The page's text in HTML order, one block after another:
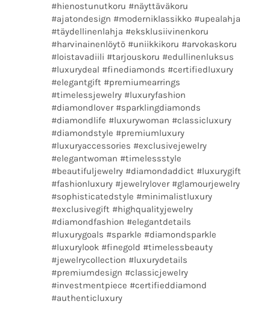
#hienostunutkoru #näyttäväkoru
#ajatondesign #moderniklassikko #upealahja
#täydellinenlahja #eksklusiivinenkoru
#harvinainenlöytö #uniikkikoru #arvokaskoru
#loistavadiili #tarjouskoru #edullinenluksus
#luxurydeal #finediamonds #certifiedluxury
#elegantgift #premiumearrings
#timelessjewelry #luxuryfashion
#diamondlover #sparklingdiamonds
#diamondlife #luxurywoman #classicluxury
#diamondstyle #premiumluxury
#luxuryaccessories #exclusivejewelry
#elegantwoman #timelessstyle
#beautifuljewelry #diamondaddict #luxurygift
#fashionluxury #jewelrylover #glamourjewelry
#sophisticatedstyle #minimalistluxury
#exclusivegift #highqualityjewelry
#diamondfashion #elegantdetails
#luxurygoals #sparkle #diamondsparkle
#luxurylook #finegold #timelessbeauty
#jewelrycollection #luxurydetails
#premiumdesign #classicjewelry
#investmentpiece #certifieddiamond
#authenticluxury